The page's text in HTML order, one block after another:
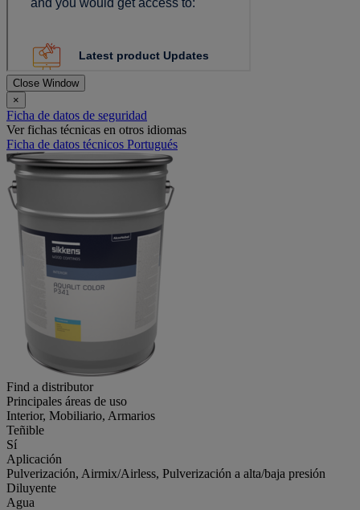
Close Window
×
Ficha de datos de seguridad
Ver fichas técnicas en otros idiomas
Ficha de datos técnicos Portugués
Find a distributor
Principales áreas de uso
Interior, Mobiliario, Armarios
Teñible
Sí
Aplicación
Pulverización, Airmix/Airless, Pulverización a alta/baja presión
Diluyente
Agua